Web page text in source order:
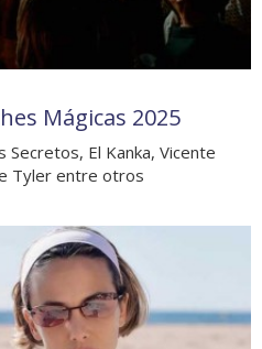
Mágicas 2025
Secretos, El Kanka, Vicente
Tyler entre otros